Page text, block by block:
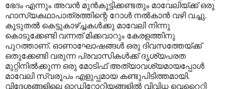
ഭേദം എന്നും അവൻ മുൻകൂട്ടിക്കണ്ടതും മാവേലിയ്ക്ക് ഒരു
ഹാസ്യകഥാപാത്രത്തിന്റെ റോൾ നൽകാൻ വഴി വച്ചു.
കൂടുതൽ കെട്ടുകാഴ്ച്ചകൾക്കു മാവേലി നിന്നു
കൊടുക്കേണ്ടി വന്നത് മിക്കവാറും കേരളത്തിനു
പുറത്താണ്. ഓണാഘോഷങ്ങൾ ഒരു ദിവസത്തേയ്ക്ക്
ഒതുക്കേണ്ടി വരുന്ന പ്രവാ‍സികൾക്ക് ദൃശ്യപരത
മുറ്റിനിൽക്കുന്ന ഒരു മോടിഫ് അത്യാവശ്യമായപ്പോൾ
മാവേലി സ്വരൂപം എളുപ്പമായ കണ്ടുപിടിത്തമായി.
വിദേശങ്ങളിലെ ഓഡിറ്റോറിയങ്ങളിൽ വിവിധ വെറൈറ്റി